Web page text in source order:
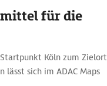
für die
Köln zum Zielort
lässt sich im ADAC Maps